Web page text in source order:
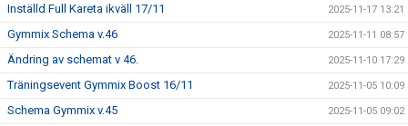
Inställd Full Kareta ikväll 17/11 2025-11-17 13:21
Gymmix Schema v.46 2025-11-11 08:57
Ändring av schemat v 46. 2025-11-10 17:29
Träningsevent Gymmix Boost 16/11 2025-11-05 10:09
Schema Gymmix v.45 2025-11-05 09:02